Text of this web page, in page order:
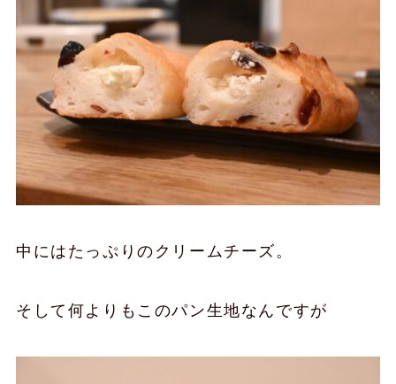
中にはたっぷりのクリームチーズ。
そして何よりもこのパン生地なんですが